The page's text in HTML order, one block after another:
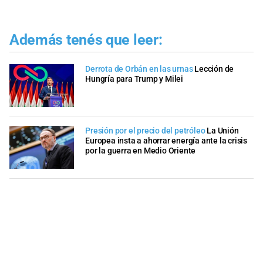
Además tenés que leer:
Derrota de Orbán en las urnas Lección de
Hungría para Trump y Milei
Presión por el precio del petróleo La Unión
Europea insta a ahorrar energía ante la crisis
por la guerra en Medio Oriente